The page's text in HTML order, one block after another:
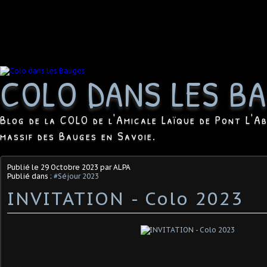
COLO DANS LES
Blog de la COLO de l'Amicale Laïque de Pont
massif des Bauges en Savoie.
Publié le 29 Octobre 2023 par ALPA
Publié dans : #Séjour 2023
INVITATION - Colo 2023